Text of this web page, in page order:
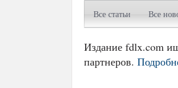
Все статьи Все
Издание fdlx.com
партнеров.